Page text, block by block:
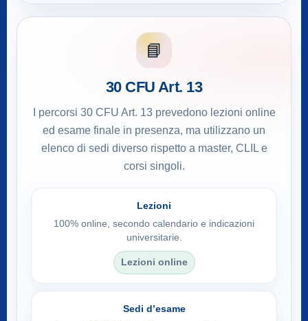
📘
30 CFU Art. 13
I percorsi 30 CFU Art. 13 prevedono lezioni online
ed esame finale in presenza, ma utilizzano un
elenco di sedi diverso rispetto a master, CLIL e
corsi singoli.
Lezioni
100% online, secondo calendario e indicazioni
universitarie.
Lezioni online
Sedi d’esame